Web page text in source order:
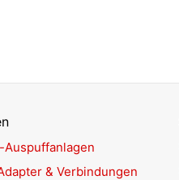
Auspuffanlagen
& Verbindungen